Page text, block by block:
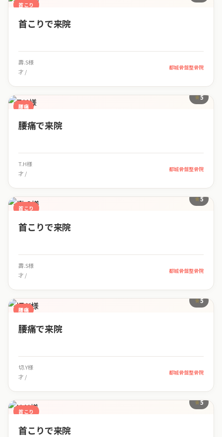
首こり
首こりで来院
壽.S様
才 /
都城骨盤整骨院
腰痛
5
腰痛で来院
T.H様
才 /
都城骨盤整骨院
首こり
5
首こりで来院
壽.S様
才 /
都城骨盤整骨院
腰痛
5
腰痛で来院
切.Y様
才 /
都城骨盤整骨院
首こり
5
首こりで来院